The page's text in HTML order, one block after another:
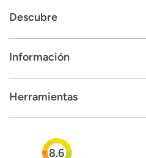
Descubre
Información
Herramientas
8.6